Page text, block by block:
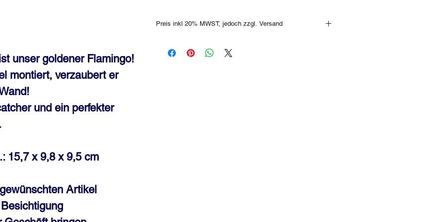
unser goldener Flamingo!
montiert, verzaubert er
und ein perfekter
15,7 x 9,8 x 9,5 cm
Artikel
Preis inkl 20% MWST, jedoch zzgl. Versand